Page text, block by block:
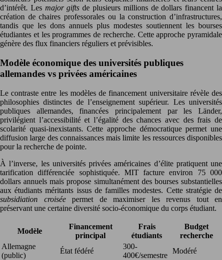
d’intérêt. Les major giftsde plusieurs millions de dollars financent la
création de chaires professorales ou la construction d’infrastructures,
tandis que les dons annuels plus modestes soutiennent les bourses
étudiantes et les programmes de recherche. Cette approche pyramidale
génère des flux financiers réguliers et prévisibles.
Modèle économique des universités publiques
allemandes vs privées américaines
Le contraste entre les modèles de financement universitaire révèle des
philosophies distinctes de l’enseignement supérieur. Les universités
publiques allemandes, financées principalement par les Länder,
privilégient l’accessibilité et l’égalité des chances avec des frais de
scolarité quasi-inexistants. Cette approche démocratique permet une
diffusion large des connaissances mais limite les ressources disponibles
pour la recherche de pointe.
À l’inverse, les universités privées américaines d’élite pratiquent une
tarification différenciée sophistiquée. MIT facture environ 75 000
dollars annuels mais propose simultanément des bourses substantielles
aux étudiants méritants issus de familles modestes. Cette stratégie de
subsidiation croisée permet de maximiser les revenus tout en
préservant une certaine diversité socio-économique du corps étudiant.
Modèle
Financement
principal
Frais
étudiants
Budget
recherche
Allemagne
(public)
État fédéré
300-
400€/semestre
Modéré